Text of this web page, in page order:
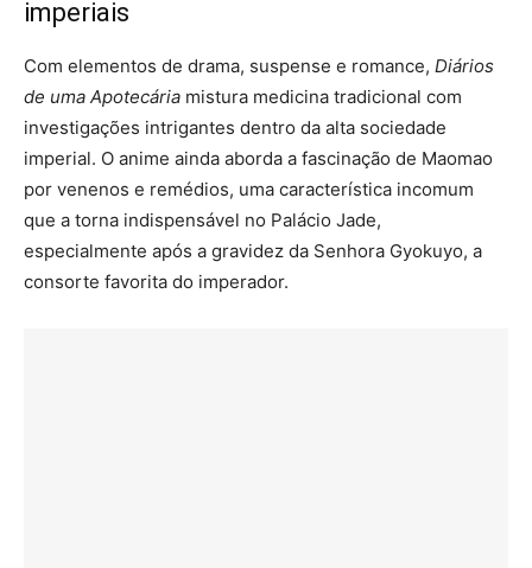
imperiais
Com elementos de drama, suspense e romance, Diários
de uma Apotecária mistura medicina tradicional com
investigações intrigantes dentro da alta sociedade
imperial. O anime ainda aborda a fascinação de Maomao
por venenos e remédios, uma característica incomum
que a torna indispensável no Palácio Jade,
especialmente após a gravidez da Senhora Gyokuyo, a
consorte favorita do imperador.